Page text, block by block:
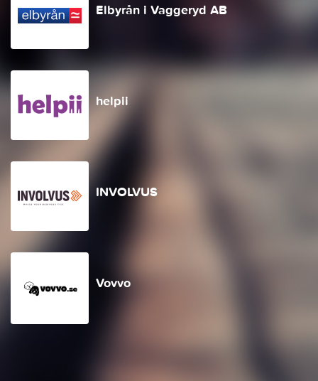
Elbyrån i Vaggeryd AB
helpii
INVOLVUS
Vovvo